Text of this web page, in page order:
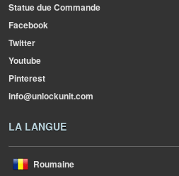
Statue due Commande
Facebook
Twitter
Youtube
Pinterest
info@unlockunit.com
LA LANGUE
Roumaine